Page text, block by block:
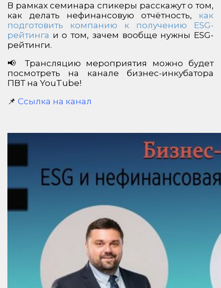
В рамках семинара спикеры расскажут о том,
как делать нефинансовую отчётность, как
подготовить компанию к получению ESG-
рейтинга и о том, зачем вообще нужны ESG-
рейтинги.
📢 Трансляцию мероприятия можно будет
посмотреть на канале бизнес-инкубатора
ПВТ на YouTube!
📌 Ссылка на канал